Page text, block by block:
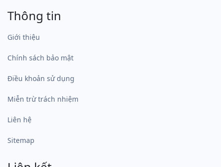
Thông tin
Giới thiệu
Chính sách bảo mật
Điều khoản sử dụng
Miễn trừ trách nhiệm
Liên hệ
Sitemap